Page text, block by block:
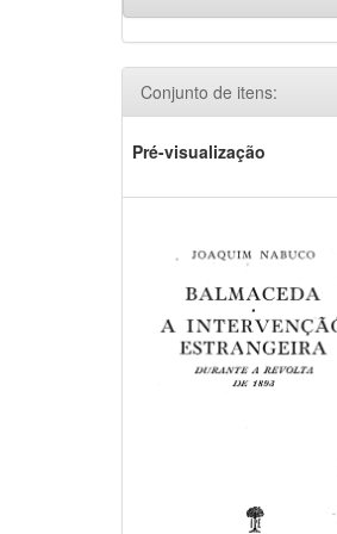
Conjunto de itens:
Pré-visualização